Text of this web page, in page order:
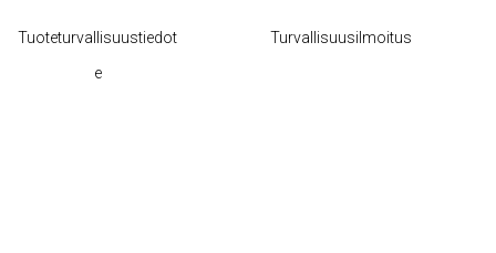
Tuoteturvallisuustiedot
e
Turvallisuusilmoitus